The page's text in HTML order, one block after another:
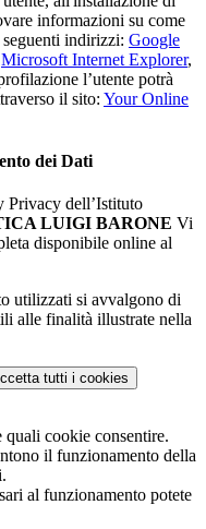
informazioni su come
indirizzi: Google
Microsoft Internet Explorer,
l’utente potrà
il sito: Your Online
dei Dati
Privacy dell’Istituto
LUIGI BARONE Vi
disponibile online al
utilizzati si avvalgono di
alle finalità illustrate nella
tutti i cookies
quali cookie consentire.
il funzionamento della
al funzionamento potete